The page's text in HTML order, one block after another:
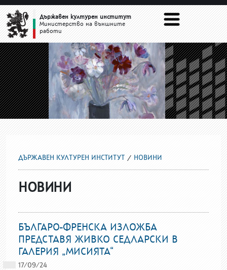
НОВИНИДържавен културен институт
Министерство на външните
работи
ДЪРЖАВЕН КУЛТУРЕН ИНСТИТУТ НОВИНИ
НОВИНИ
БЪЛГАРО-ФРЕНСКА ИЗЛОЖБА
ПРЕДСТАВЯ ЖИВКО СЕДЛАРСКИ В
ГАЛЕРИЯ „МИСИЯТА“
17/09/24